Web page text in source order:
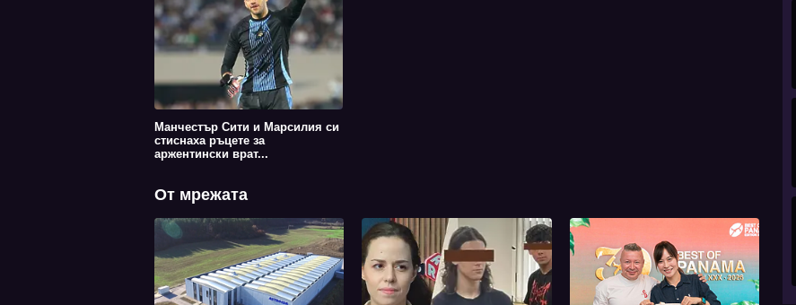
Манчестър Сити и Марсилия си
стиснаха ръцете за
аржентински врат...
От мрежата